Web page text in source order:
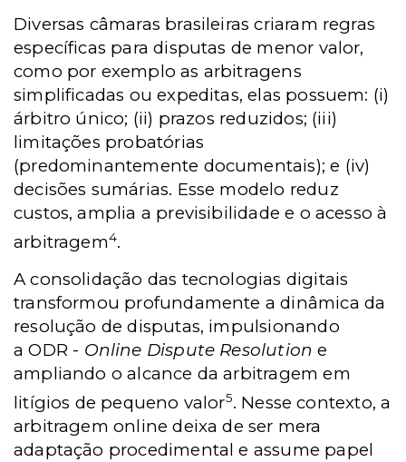
Diversas câmaras brasileiras criaram regras
específicas para disputas de menor valor,
como por exemplo as arbitragens
simplificadas ou expeditas, elas possuem: (i)
árbitro único; (ii) prazos reduzidos; (iii)
limitações probatórias
(predominantemente documentais); e (iv)
decisões sumárias. Esse modelo reduz
custos, amplia a previsibilidade e o acesso à
arbitragem4.
A consolidação das tecnologias digitais
transformou profundamente a dinâmica da
resolução de disputas, impulsionando
aODR - Online Dispute Resolution e
ampliando o alcance da arbitragem em
litígios de pequeno valor5. Nesse contexto, a
arbitragem online deixa de ser mera
adaptação procedimental e assume papel